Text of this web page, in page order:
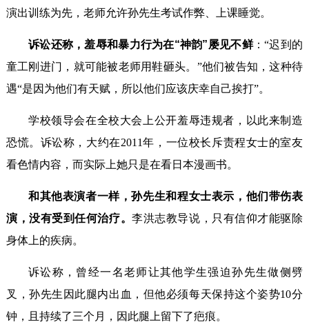
演出训练为先，老师允许孙先生考试作弊、上课睡觉。
诉讼还称，羞辱和暴力行为在“神韵”屡见不鲜：“迟到的
童工刚进门，就可能被老师用鞋砸头。”他们被告知，这种待
遇“是因为他们有天赋，所以他们应该庆幸自己挨打”。
学校领导会在全校大会上公开羞辱违规者，以此来制造
恐慌。诉讼称，大约在2011年，一位校长斥责程女士的室友
看色情内容，而实际上她只是在看日本漫画书。
和其他表演者一样，孙先生和程女士表示，他们带伤表
演，没有受到任何治疗。李洪志教导说，只有信仰才能驱除
身体上的疾病。
诉讼称，曾经一名老师让其他学生强迫孙先生做侧劈
叉，孙先生因此腿内出血，但他必须每天保持这个姿势10分
钟，且持续了三个月，因此腿上留下了疤痕。